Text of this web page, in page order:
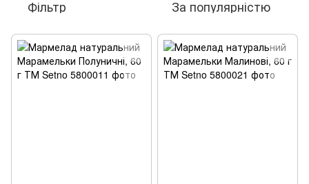
Фільтр За популярністю